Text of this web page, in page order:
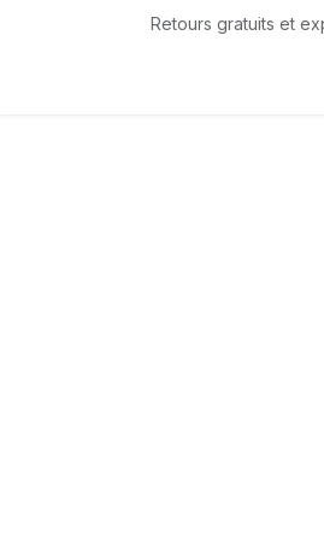
Se rendre au contenuRetours gratuits et